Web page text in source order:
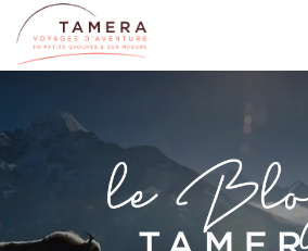
Aller
au
contenu